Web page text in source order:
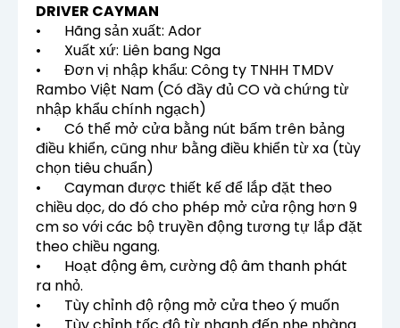
DRIVER CAYMAN
•
Hãng sản xuất: Ador
•
Xuất xứ: Liên bang Nga
•
Đơn vị nhập khẩu: Công ty TNHH TMDV
Rambo Việt Nam (Có đầy đủ CO và chứng từ
nhập khẩu chính ngạch)
•
Có thể mở cửa bằng nút bấm trên bảng
điều khiển, cũng như bằng điều khiển từ xa (tùy
chọn tiêu chuẩn)
•
Cayman được thiết kế để lắp đặt theo
chiều dọc, do đó cho phép mở cửa rộng hơn 9
cm so với các bộ truyền động tương tự lắp đặt
theo chiều ngang.
•
Hoạt động êm, cường độ âm thanh phát
ra nhỏ.
•
Tùy chỉnh độ rộng mở cửa theo ý muốn